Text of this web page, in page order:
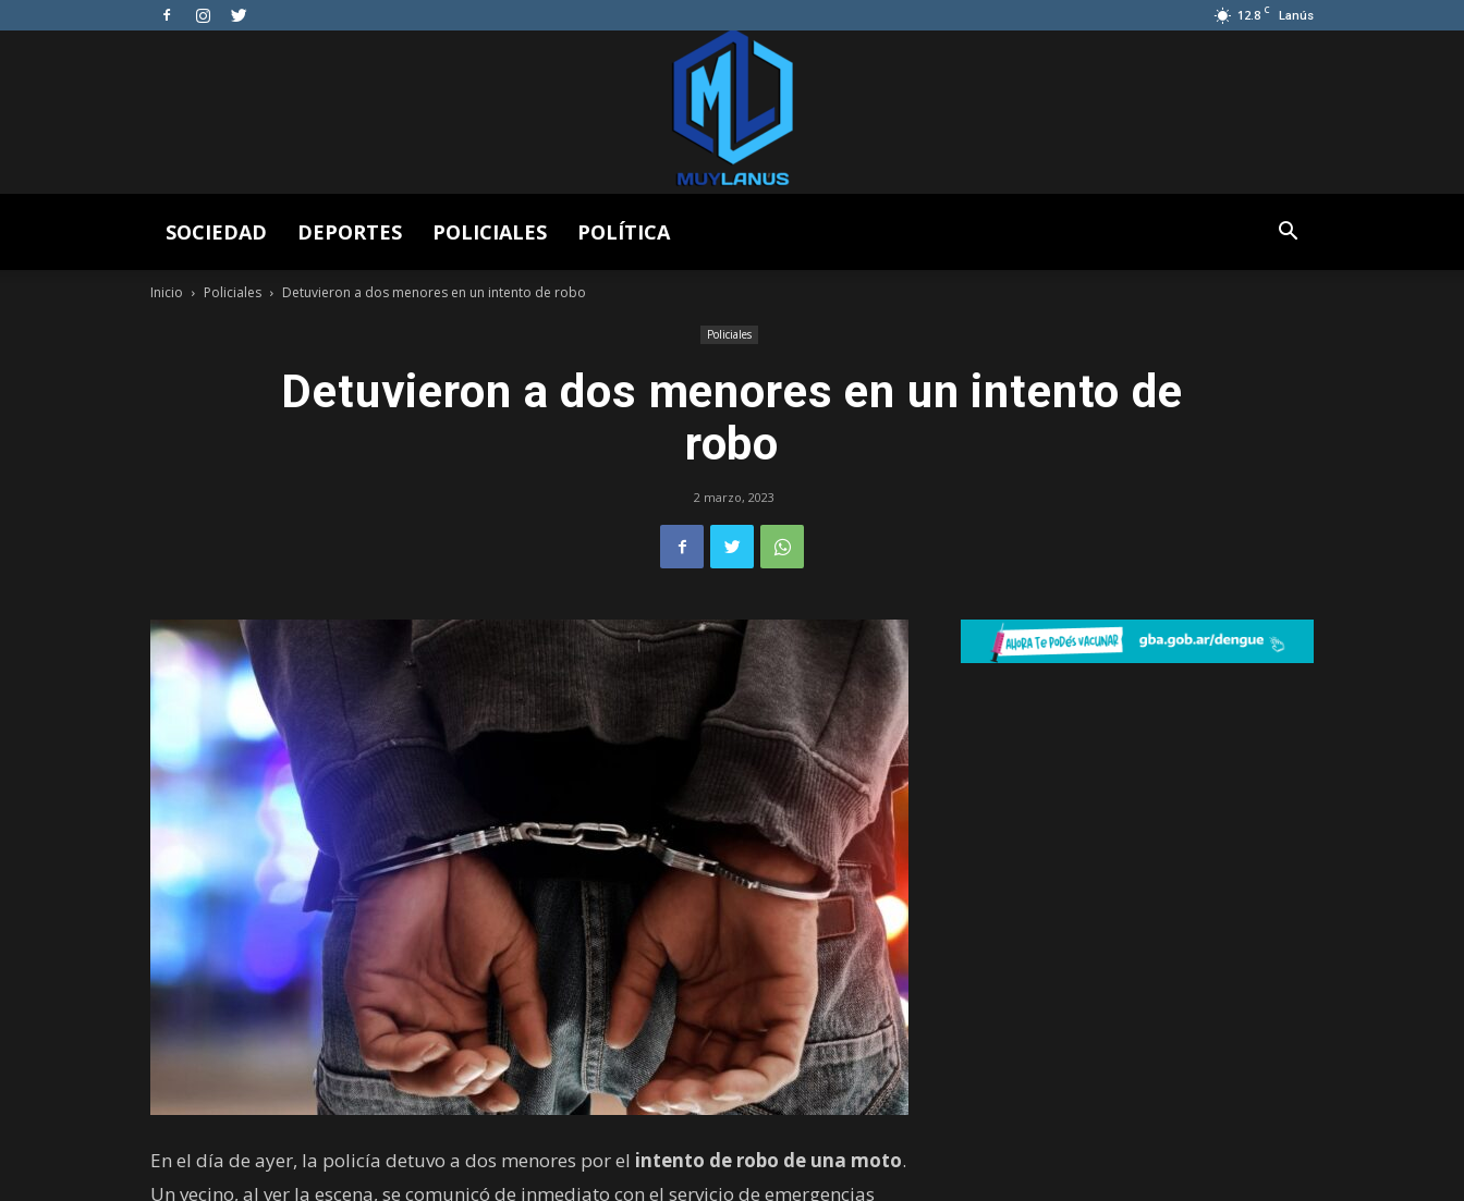
12.8 C Lanús
Lanús
SOCIEDAD DEPORTES POLICIALES POLÍTICA
Inicio Policiales Detuvieron a dos menores en un intento de robo
Policiales
Detuvieron a dos menores en un intento de
robo
2 marzo, 2023
En el día de ayer, la policía detuvo a dos menores por el intento de robo de una moto.
Un vecino, al ver la escena, se comunicó de inmediato con el servicio de emergencias